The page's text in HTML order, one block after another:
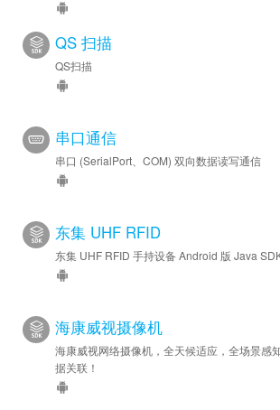
QS 扫描
QS扫描
串口通信
串口 (SerialPort、COM) 双向数据读写通信
东集 UHF RFID
东集 UHF RFID 手持设备 Android 版 Java
海康威视摄像机
海康威视网络摄像机，全天候适应，全场景感
据关联！